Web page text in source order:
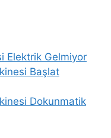
Elektrik Gelmiyor
Başlat
Dokunmatik